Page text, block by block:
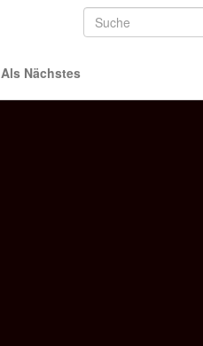
Als Nächstes